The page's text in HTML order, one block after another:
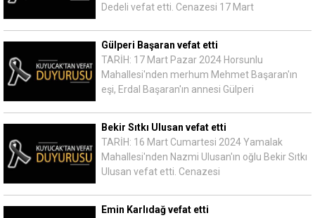
Dedeli vefat etti. Cenazesi 17 Mart
Gülperi Başaran vefat etti
TARİH: 17 Mart Pazar 2024 Horsunlu
Mahallesi'nden merhum Mehmet Başaran'ın
eşi, Erdal Başaran'ın annesi Gülperi
Bekir Sıtkı Ulusan vefat etti
TARİH: 16 Mart Cumartesi 2024 Yamalak
Mahallesi'nden Nazmi Ulusan'ın oğlu Bekir Sıtkı
Ulusan vefat etti. Cenazesi
Emin Karlıdağ vefat etti